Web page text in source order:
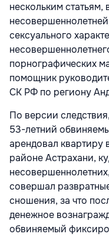
нескольким
сексуального
порнографических
помощник
СК РФ по региону
По версии
53-летний
арендовал
районе Астрахани,
совершал
сношения, за что
денежное
обвиняемый